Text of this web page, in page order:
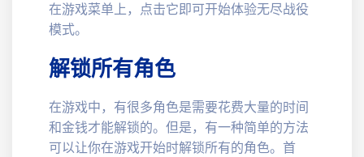
在游戏菜单上，点击它即可开始体验无尽战役
模式。
解锁所有角色
在游戏中，有很多角色是需要花费大量的时间
和金钱才能解锁的。但是，有一种简单的方法
可以让你在游戏开始时解锁所有的角色。首